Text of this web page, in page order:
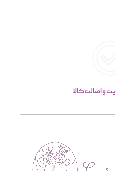
و اصالت کالا